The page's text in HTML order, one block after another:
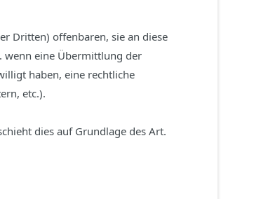
Dritten) offenbaren, sie an diese
wenn eine Übermittlung der
haben, eine rechtliche
etc.).
dies auf Grundlage des Art.